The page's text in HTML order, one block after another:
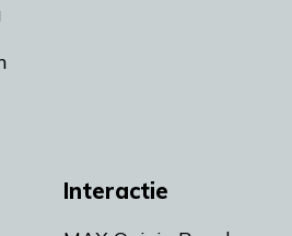
Interactie